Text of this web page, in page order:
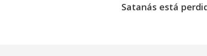
Satanás está